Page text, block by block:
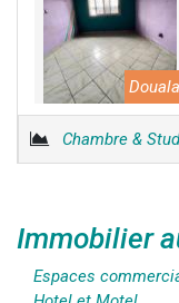
Douala
Chambre &
Immobilier
Espaces